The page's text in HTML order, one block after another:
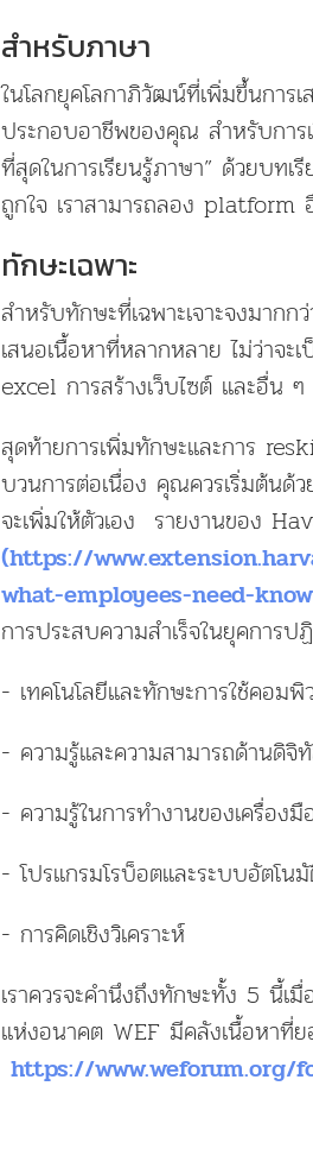
สำหรับภาษา
ในโลกยุคโลกาภิวัฒน์ที่เพิ่มขึ้นการ
ประกอบอาชีพของคุณ สำหรับการ
ที่สุดในการเรียนรู้ภาษา” ด้วยบท
ถูกใจ เราสามารถลอง
ทักษะเฉพาะ
สำหรับทักษะที่เฉพาะเจาะจงมาก
เสนอเนื้อหาที่หลากหลาย ไม่ว่าจ
excel การสร้างเว็บไซต์ และอื่น ๆ
สุดท้ายการเพิ่มทักษะและการ
บวนการต่อเนื่อง คุณควรเริ่มต้นด้
จะเพิ่มให้ตัวเอง รายงานของ
(https://
what-employees-need-know
การประสบความสำเร็จในยุคการ
- เทคโนโลยีและทักษะการใช้คอมพิ
- ความรู้และความสามารถด้านดิจิ
- ความรู้ในการทำงานของเครื่องมื
- โปรแกรมโรบ็อตและระบบอัตโน
- การคิดเชิงวิเคราะห์
เราควรจะคำนึงถึงทักษะทั้ง 5 นี้
แห่งอนาคต WEF มีคลังเนื้อหาที่
https://